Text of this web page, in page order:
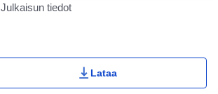
Julkaisun tiedot
Actions Portlet
Lataa